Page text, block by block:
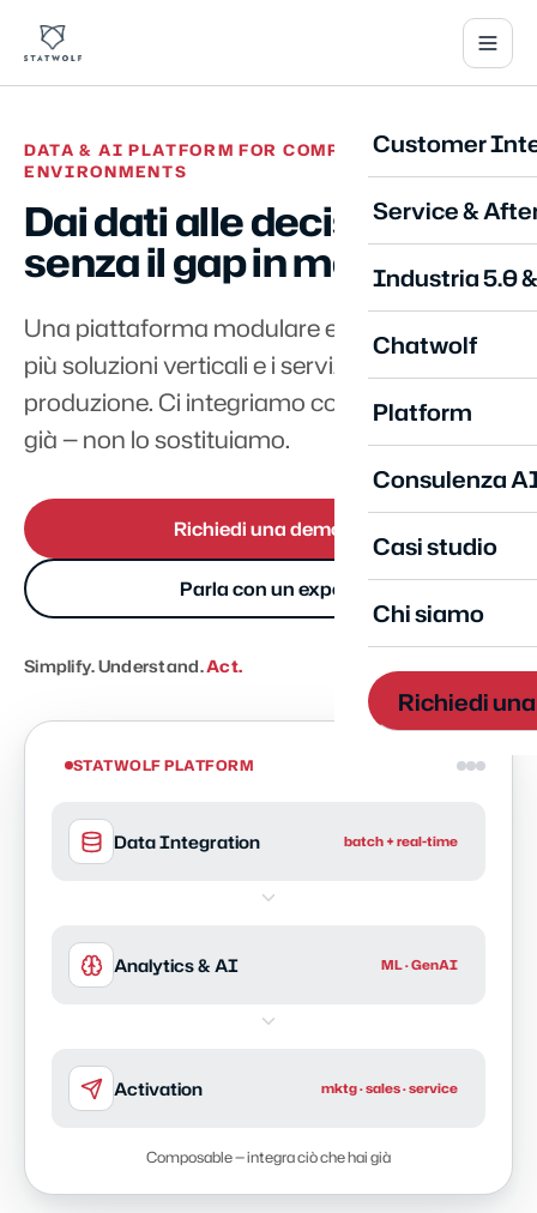
Customer
Service &
Industria 5.0
Chatwolf
Platform
Consulenza
Casi studio
Chi siamo
Richiedi
DATA & AI PLATFORM FOR COMPLEX
ENVIRONMENTS
Dai dati alle decisioni,
senza il gap in mezzo.
Una piattaforma modulare e composable,
più soluzioni verticali e i servizi per portarle in
produzione. Ci integriamo con quello che hai
già — non lo sostituiamo.
Richiedi una demo
Parla con un expert
Simplify. Understand.Act.
STATWOLF PLATFORM
Data Integration batch + real-time
Analytics & AI ML · GenAI
Activation mktg · sales · service
Composable — integra ciò che hai già